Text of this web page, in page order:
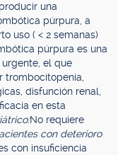
una
púrpura, a
uso ( < 2 semanas)
púrpura es una
el que
trombocitopenia,
disfunción renal,
en esta
No requiere
con deterioro
con insuficiencia